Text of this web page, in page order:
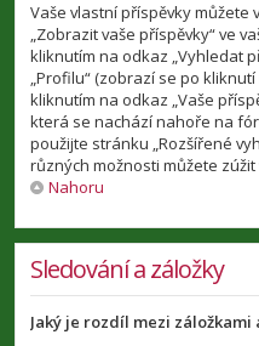
Vaše vlastní příspěvky
„Zobrazit vaše příspěvky“ ve
kliknutím na odkaz „Vyhledat
„Profilu“ (zobrazí se po
kliknutím na odkaz „Vaše
která se nachází nahoře na
použijte stránku „Rozšířené
různých možnosti můžete
Nahoru
Sledování a záložky
Jaký je rozdíl mezi záložkami